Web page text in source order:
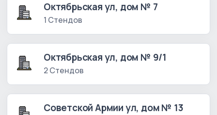
Октябрьская ул, дом № 7
1 Стендов
Октябрьская ул, дом № 9/1
2 Стендов
Советской Армии ул, дом № 13